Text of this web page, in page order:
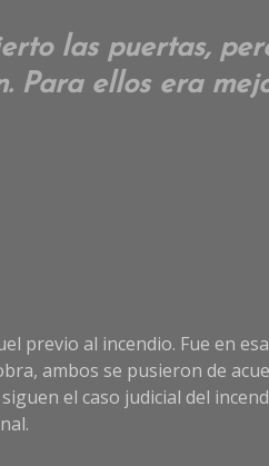
las puertas,
ellos era
previo al incendio. Fue en
ambos se pusieron de
el caso judicial del